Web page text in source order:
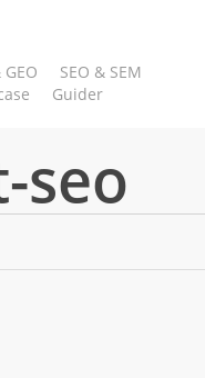
SEO & SEM
Guider
seo